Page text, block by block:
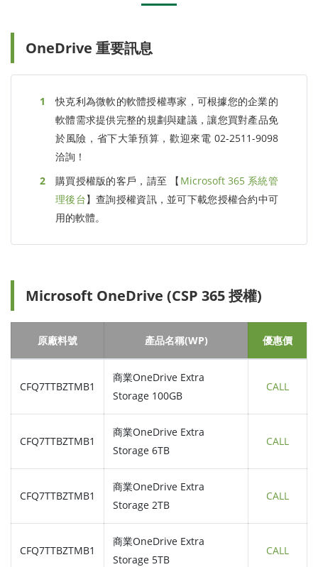
OneDrive 重要訊息
快克利為微軟的軟體授權專家，可根據您的企業的
軟體需求提供完整的規劃與建議，讓您買對產品免
於風險，省下大筆預算，歡迎來電 02-2511-9098
洽詢！
購買授權版的客戶，請至 【 Microsoft 365 系統管
理後台】查詢授權資訊，並可下載您授權合約中可
用的軟體。
Microsoft OneDrive (CSP 365 授權)
原廠料號 產品名稱(WP) 優惠價
CFQ7TTBZTMB1
商業OneDrive Extra
Storage 100GB
CALL
CFQ7TTBZTMB1
商業OneDrive Extra
Storage 6TB
CALL
CFQ7TTBZTMB1
商業OneDrive Extra
Storage 2TB
CALL
CFQ7TTBZTMB1
商業OneDrive Extra
Storage 5TB
CALL